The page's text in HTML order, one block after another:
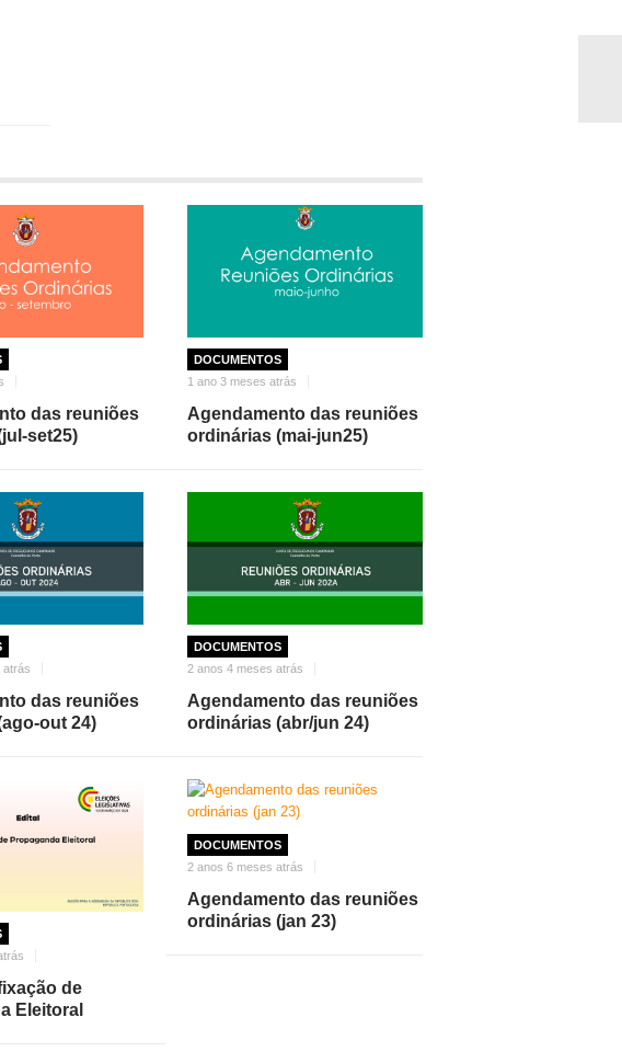
das reuniões
set25)
DOCUMENTOS
1 ano 3 meses atrás
Agendamento das reuniões
ordinárias (mai-jun25)
atrás
das reuniões
out 24)
DOCUMENTOS
2 anos 4 meses atrás
Agendamento das reuniões
ordinárias (abr/jun 24)
de
Eleitoral
DOCUMENTOS
2 anos 6 meses atrás
Agendamento das reuniões
ordinárias (jan 23)